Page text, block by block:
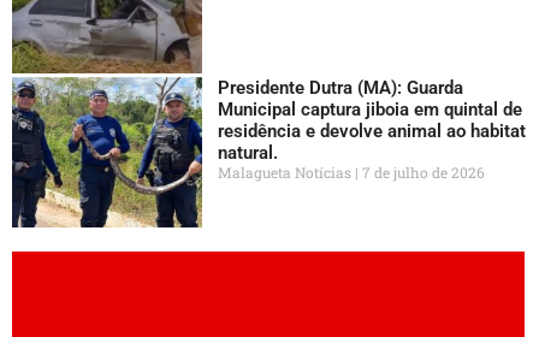
Presidente Dutra (MA): Guarda
Municipal captura jiboia em quintal de
residência e devolve animal ao habitat
natural.
Malagueta Notícias 7 de julho de 2026